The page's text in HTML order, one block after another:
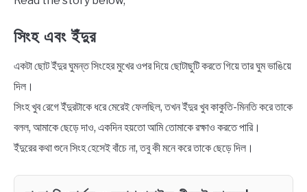
BENGALI LYRICS
BENGALI NAMES
BENGALI STORIES
সিংহ এবং ইঁদুর
একটা ছোট ইঁদুর ঘুমন্ত সিংহের মুখের ওপর দিয়ে ছোটাছুটি করতে গিয়ে তার ঘুম ভাঙিয়ে
দিল।
সিংহ খুব রেগে ইঁদুরটাকে ধরে মেরেই ফেলছিল, তখন ইঁদুর খুব কাকুতি-মিনতি করে তাকে
বলল, আমাকে ছেড়ে দাও, একদিন হয়তো আমি তোমাকে রক্ষাও করতে পারি।
ইঁদুরের কথা শুনে সিংহ হেসেই বাঁচে না, তবু কী মনে করে তাকে ছেড়ে দিল।